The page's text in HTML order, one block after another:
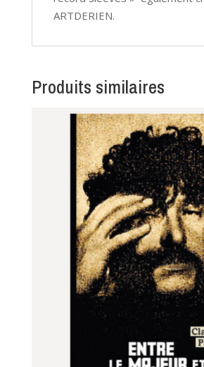
ARTDERIEN.
Produits similaires